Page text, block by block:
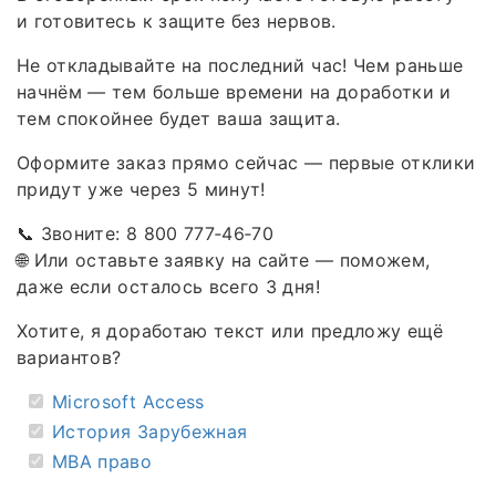
и готовитесь к защите без нервов.
Не откладывайте на последний час! Чем раньше
начнём — тем больше времени на доработки и
тем спокойнее будет ваша защита.
Оформите заказ прямо сейчас — первые отклики
придут уже через 5 минут!
📞 Звоните: 8 800 777‑46‑70
🌐 Или оставьте заявку на сайте — поможем,
даже если осталось всего 3 дня!
Хотите, я доработаю текст или предложу ещё
вариантов?
Microsoft Access
История Зарубежная
MBA право